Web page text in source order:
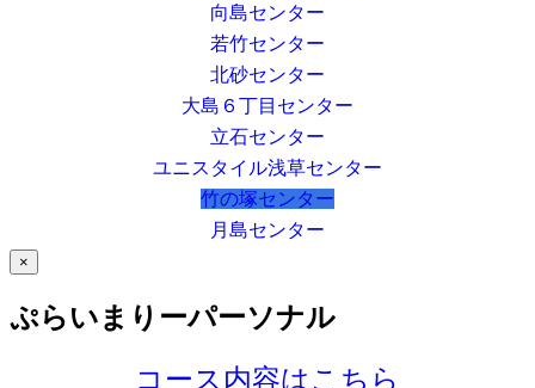
向島センター
若竹センター
北砂センター
大島６丁目センター
立石センター
ユニスタイル浅草センター
竹の塚センター
月島センター
×
ぷらいまりーパーソナル
コース内容はこちら